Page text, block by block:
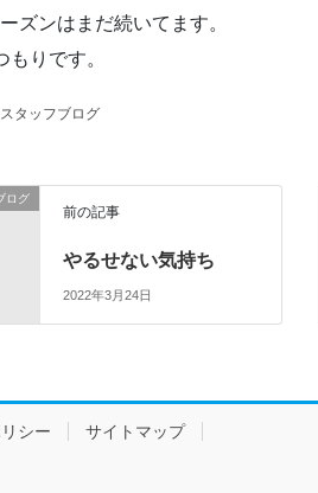
ズンはまだ続いてます。
りです。
スタッフブログ
ログ
前の記事
やるせない気持ち
2022年3月24日
シー サイトマップ